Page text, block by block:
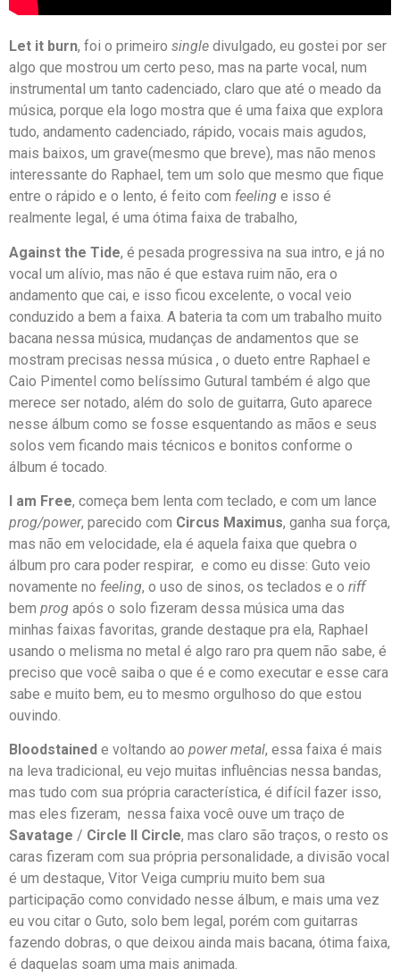
Let it burn, foi o primeiro single divulgado, eu gostei por ser
algo que mostrou um certo peso, mas na parte vocal, num
instrumental um tanto cadenciado, claro que até o meado da
música, porque ela logo mostra que é uma faixa que explora
tudo, andamento cadenciado, rápido, vocais mais agudos,
mais baixos, um grave(mesmo que breve), mas não menos
interessante do Raphael, tem um solo que mesmo que fique
entre o rápido e o lento, é feito com feeling e isso é
realmente legal, é uma ótima faixa de trabalho,
Against the Tide, é pesada progressiva na sua intro, e já no
vocal um alívio, mas não é que estava ruim não, era o
andamento que cai, e isso ficou excelente, o vocal veio
conduzido a bem a faixa. A bateria ta com um trabalho muito
bacana nessa música, mudanças de andamentos que se
mostram precisas nessa música , o dueto entre Raphael e
Caio Pimentel como belíssimo Gutural também é algo que
merece ser notado, além do solo de guitarra, Guto aparece
nesse álbum como se fosse esquentando as mãos e seus
solos vem ficando mais técnicos e bonitos conforme o
álbum é tocado.
I am Free, começa bem lenta com teclado, e com um lance
prog/power, parecido com Circus Maximus, ganha sua força,
mas não em velocidade, ela é aquela faixa que quebra o
álbum pro cara poder respirar, e como eu disse: Guto veio
novamente no feeling, o uso de sinos, os teclados e o riff
bem prog após o solo fizeram dessa música uma das
minhas faixas favoritas, grande destaque pra ela, Raphael
usando o melisma no metal é algo raro pra quem não sabe, é
preciso que você saiba o que é e como executar e esse cara
sabe e muito bem, eu to mesmo orgulhoso do que estou
ouvindo.
Bloodstained e voltando ao power metal, essa faixa é mais
na leva tradicional, eu vejo muitas influências nessa bandas,
mas tudo com sua própria característica, é difícil fazer isso,
mas eles fizeram, nessa faixa você ouve um traço de
Savatage / Circle ll Circle, mas claro são traços, o resto os
caras fizeram com sua própria personalidade, a divisão vocal
é um destaque, Vitor Veiga cumpriu muito bem sua
participação como convidado nesse álbum, e mais uma vez
eu vou citar o Guto, solo bem legal, porém com guitarras
fazendo dobras, o que deixou ainda mais bacana, ótima faixa,
é daquelas soam uma mais animada.